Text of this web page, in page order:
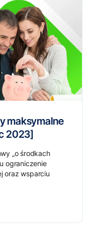
maksymalne
2023]
„o środkach
ograniczenie
oraz wsparciu